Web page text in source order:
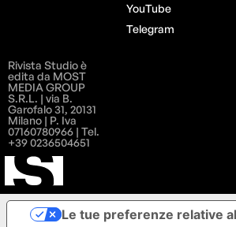
YouTube
Telegram
Rivista Studio è
edita da MOST
MEDIA GROUP
S.R.L. | via B.
Garofalo 31, 20131
Milano | P. Iva
07160780966 | Tel.
+39 0236504651
Le tue preferenze relative